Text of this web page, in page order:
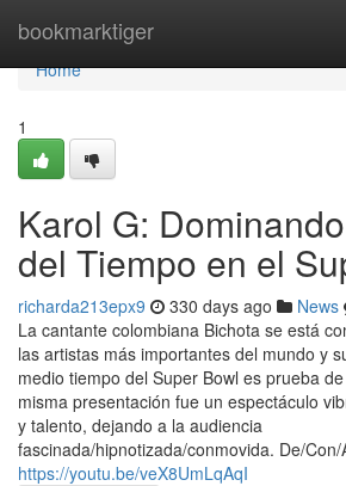
bookmarktiger
Home
Home
1
Karol G:
del Tiempo en el
richarda213epx9 330 days ago News
La cantante colombiana Bichota se está
las artistas más importantes del mundo y
medio tiempo del Super Bowl es prueba
misma presentación fue un espectáculo
y talento, dejando a la audiencia
fascinada/hipnotizada/conmovida. De/
https://youtu.be/veX8UmLqAqI